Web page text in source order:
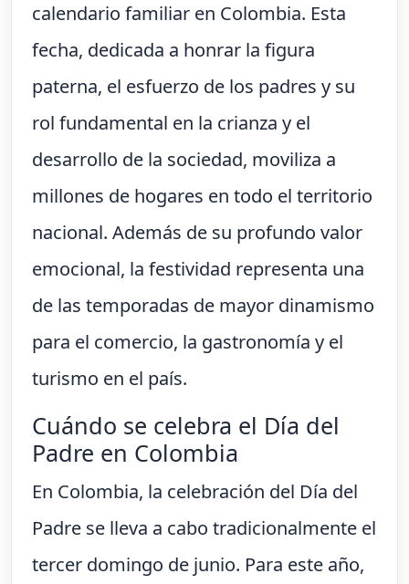
calendario familiar en Colombia. Esta
fecha, dedicada a honrar la figura
paterna, el esfuerzo de los padres y su
rol fundamental en la crianza y el
desarrollo de la sociedad, moviliza a
millones de hogares en todo el territorio
nacional. Además de su profundo valor
emocional, la festividad representa una
de las temporadas de mayor dinamismo
para el comercio, la gastronomía y el
turismo en el país.
Cuándo se celebra el Día del
Padre en Colombia
En Colombia, la celebración del Día del
Padre se lleva a cabo tradicionalmente el
tercer domingo de junio. Para este año,